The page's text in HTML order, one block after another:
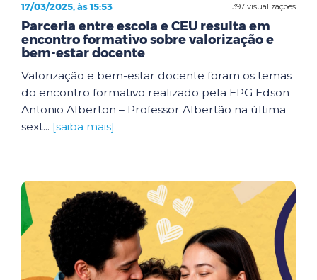
397 visualizações
17/03/2025, às 15:53
Parceria entre escola e CEU resulta em
encontro formativo sobre valorização e
bem-estar docente
Valorização e bem-estar docente foram os temas
do encontro formativo realizado pela EPG Edson
Antonio Alberton – Professor Albertão na última
sext... [saiba mais]